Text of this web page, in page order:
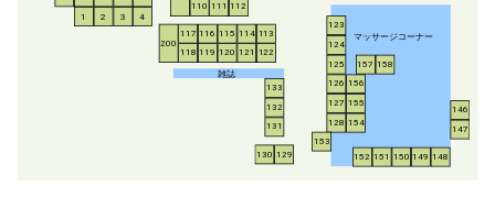
マッサージコーナー
雑誌
1 2 3 4
110 111 112
113
114
115
116
117
118 119 120 121 122
123
124
125
126
127
128
129
130
131
132
133
146
147
148
149
150
151
152
153
154
155
156
157 158
200